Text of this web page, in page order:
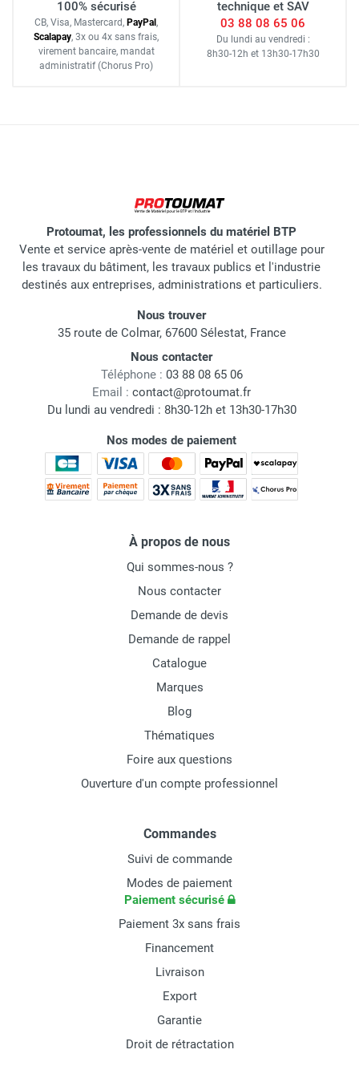
100% sécurisé
CB, Visa, Mastercard, PayPal,
Scalapay, 3x ou 4x sans frais,
virement bancaire, mandat
administratif (Chorus Pro)
technique et SAV
03 88 08 65 06
Du lundi au vendredi :
8h30-12h et 13h30-17h30
Protoumat, les professionnels du matériel BTP
Vente et service après-vente de matériel et outillage pour
les travaux du bâtiment, les travaux publics et l'industrie
destinés aux entreprises, administrations et particuliers.
Nous trouver
35 route de Colmar, 67600 Sélestat, France
Nous contacter
Téléphone : 03 88 08 65 06
Email : contact@protoumat.fr
Du lundi au vendredi : 8h30-12h et 13h30-17h30
Nos modes de paiement
À propos de nous
Qui sommes-nous ?
Nous contacter
Demande de devis
Demande de rappel
Catalogue
Marques
Blog
Thématiques
Foire aux questions
Ouverture d'un compte professionnel
Commandes
Suivi de commande
Modes de paiement
Paiement sécurisé
Paiement 3x sans frais
Financement
Livraison
Export
Garantie
Droit de rétractation